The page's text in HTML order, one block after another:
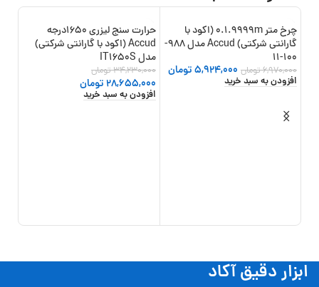
-15%
چرخ متر 0.1.9999m (اکود با
گارانتی شرکتی) Accud مدل 988-
100-11
6,970,000تومان 5,924,000تومان
افزودن به سبد خرید
-16%
حرارت سنج لیزری 1650درجه
Accud (اکود با گارانتی شرکتی)
مدل IT1650S
34,230,000تومان
28,655,000تومان
افزودن به سبد خرید
ابزار دقیق آکاد